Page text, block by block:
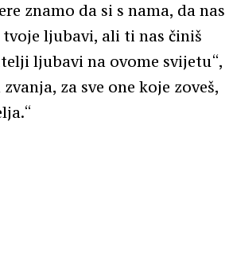
znamo da si s nama, da nas
ljubavi, ali ti nas činiš
ljubavi na ovome svijetu“,
za sve one koje zoveš,